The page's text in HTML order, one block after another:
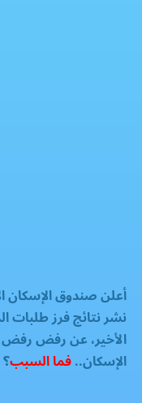
أعلن صندوق الإسكان
نشر نتائج فرز طلبات
الأخير، عن رفض رفض
الإسكان..فما السبب؟